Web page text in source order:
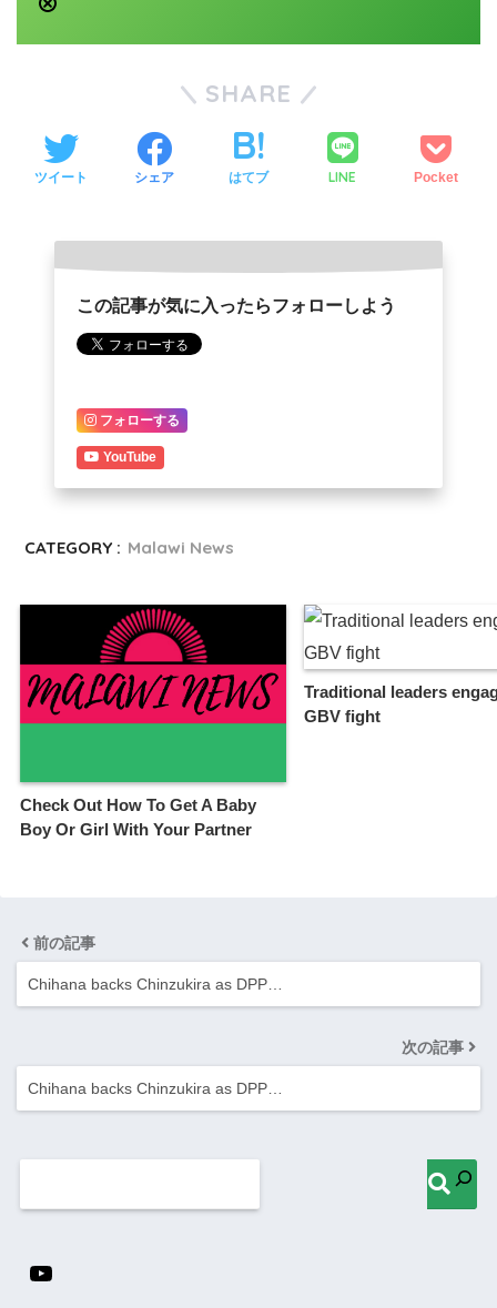
SHARE
ツイート シェア はてブ LINE Pocket
この記事が気に入ったらフォローしよう
フォローする
YouTube
CATEGORY : Malawi News
Check Out How To Get A Baby
Boy Or Girl With Your Partner
Traditional leaders
GBV fight
前の記事
Chihana backs Chinzukira as DPP…
次の記事
Chihana backs Chinzukira as DPP…